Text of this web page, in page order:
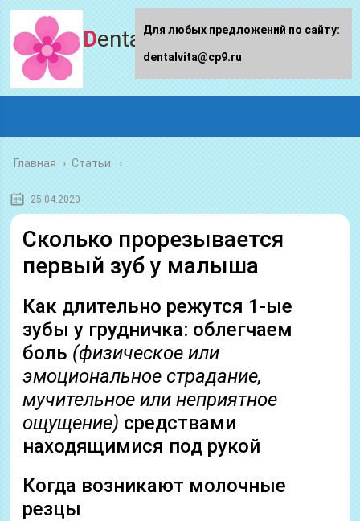
Dentalvita.ru
Главная › Статьи
25.04.2020
Сколько прорезывается
первый зуб у малыша
Как длительно режутся 1-ые
зубы у грудничка: облегчаем
боль (физическое или
эмоциональное страдание,
мучительное или неприятное
ощущение) средствами
находящимися под рукой
Когда возникают молочные
резцы
Для любых предложений по сайту:
dentalvita@cp9.ru